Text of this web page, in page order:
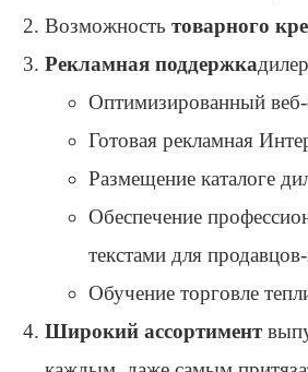
Возможность товарного
Рекламная поддержка
Оптимизированный веб-
Готовая рекламная
Размещение каталоге
Обеспечение
текстами для
Обучение торговле
Широкий ассортимент